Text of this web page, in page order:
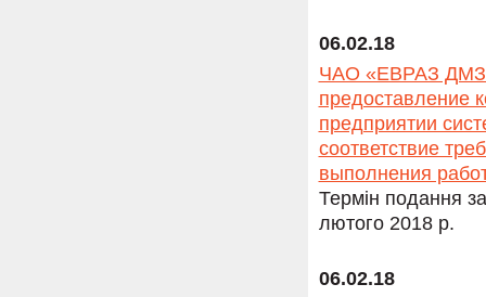
06.02.18
ЧАО «ЕВРАЗ ДМЗ»
предоставление
предприятии
соответствие
выполнения
Термін подання
лютого 2018 р.
06.02.18